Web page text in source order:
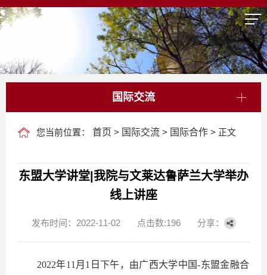
国际交流
您当前位置： 首页 > 国际交流 > 国际合作 > 正文
东盟大学讲堂|我院与文莱达鲁萨兰大学举办
线上讲座
发布时间：2022-11-02 点击数:196 分享：
2022年11 月 1 日下午，由广西大学中国-东盟金融合